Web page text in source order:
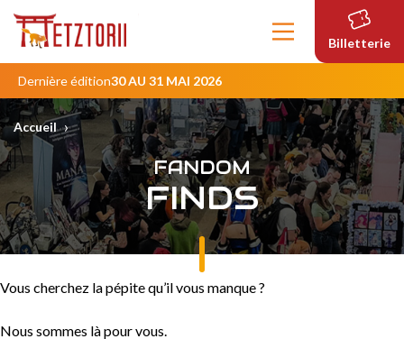
Contenu
principal
Billetterie
Dernière édition30 AU 31 MAI 2026
Accueil ›
FANDOM
FINDS
Vous cherchez la pépite qu’il vous manque ?
Nous sommes là pour vous.